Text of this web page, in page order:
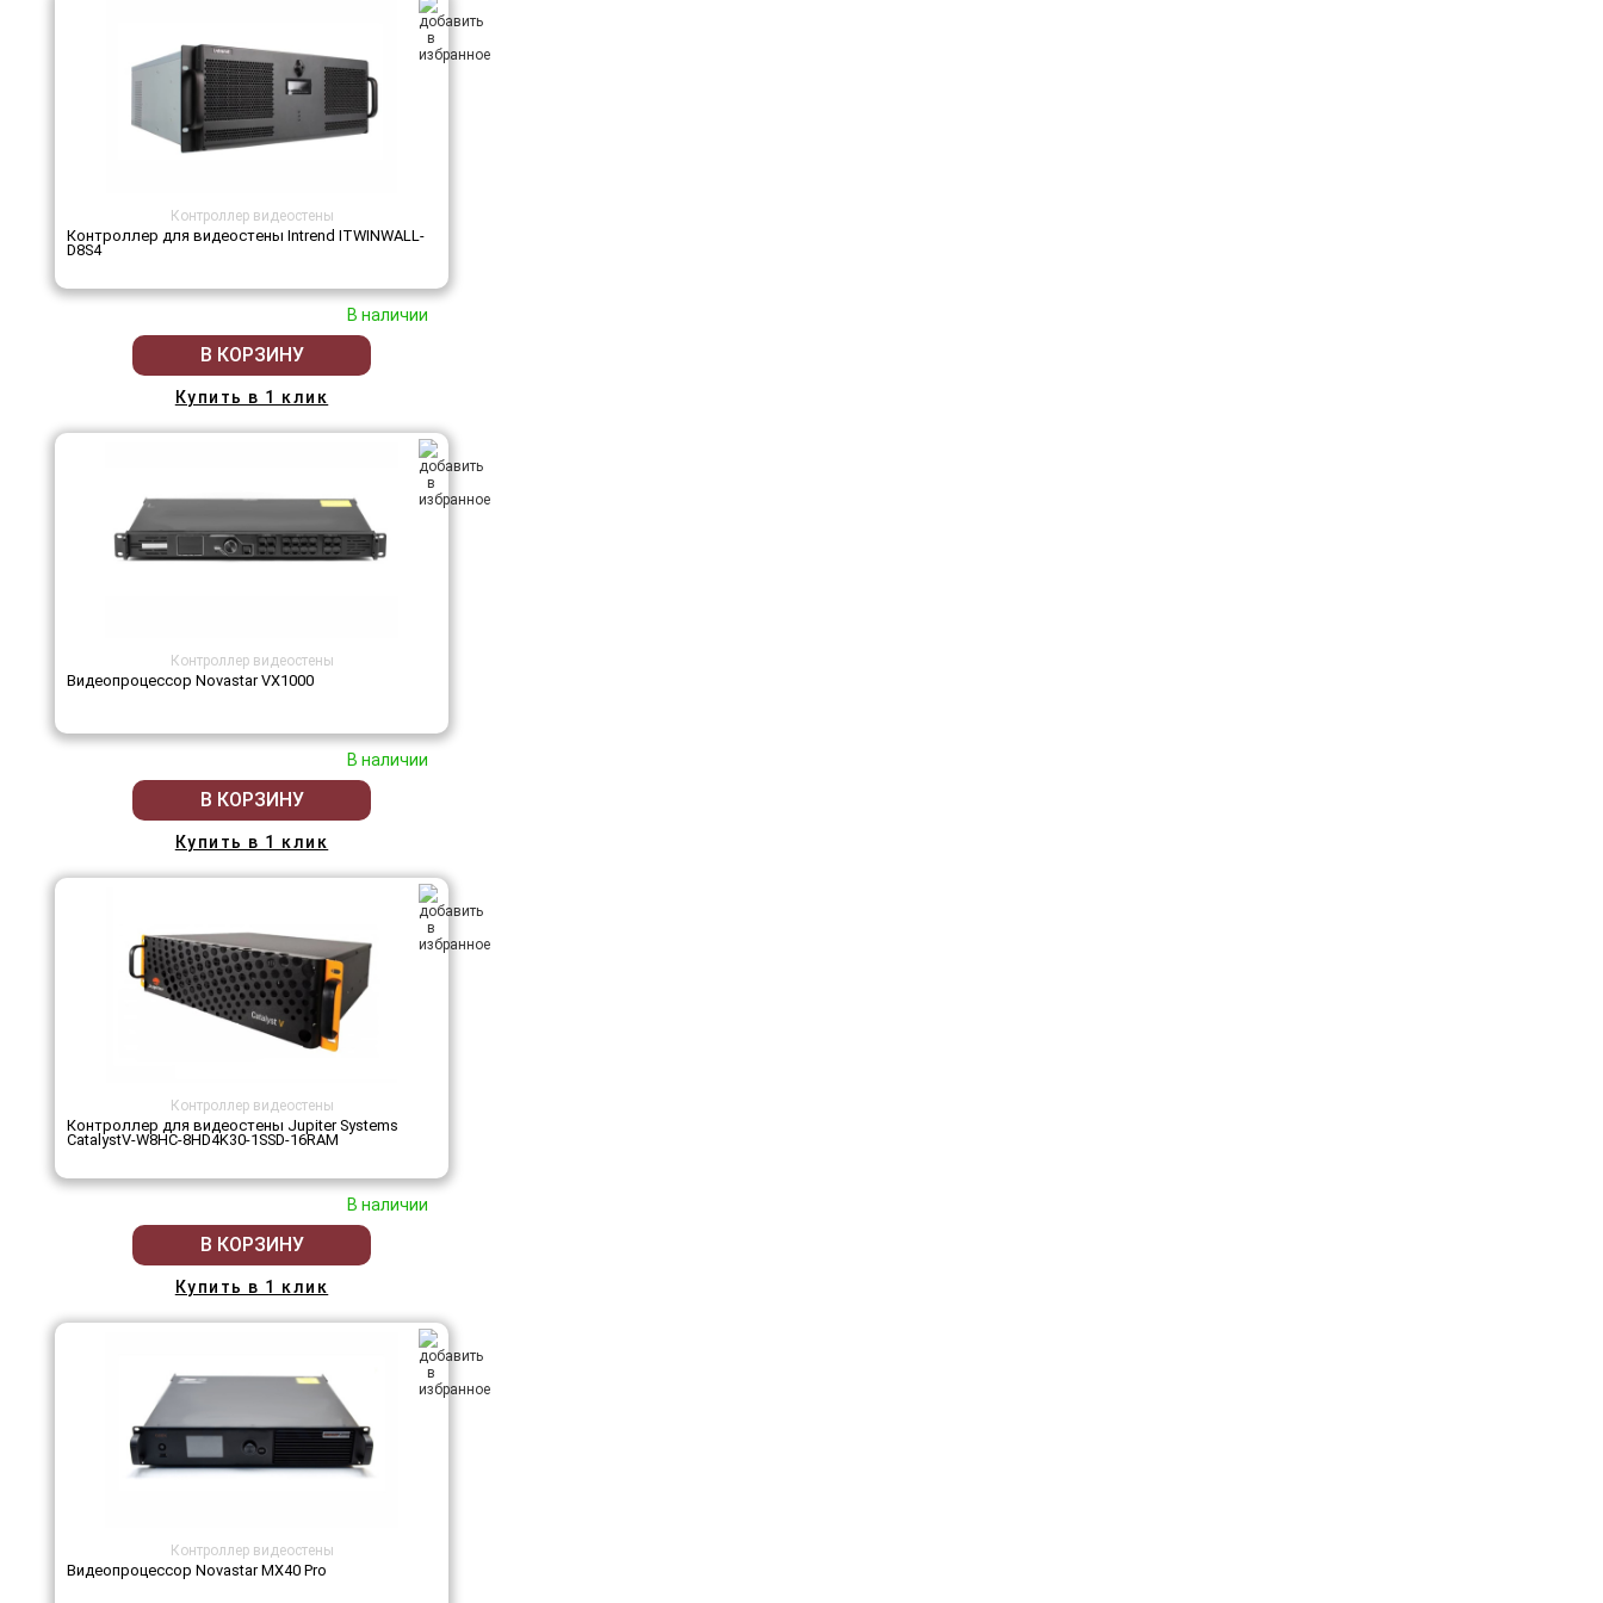
Контроллер видеостены
Контроллер для видеостены Intrend ITWINWALL-
D8S4
В наличии
В КОРЗИНУ
Купить в 1 клик
Контроллер видеостены
Видеопроцессор Novastar VX1000
В наличии
В КОРЗИНУ
Купить в 1 клик
Контроллер видеостены
Контроллер для видеостены Jupiter Systems
CatalystV-W8HC-8HD4K30-1SSD-16RAM
В наличии
В КОРЗИНУ
Купить в 1 клик
Контроллер видеостены
Видеопроцессор Novastar MX40 Pro